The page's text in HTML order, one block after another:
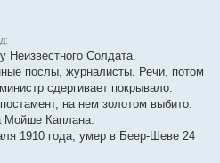
Солдата.
послы, журналисты. Речи, потом
сдергивает покрывало.
на нем золотом выбито:
Мойше Каплана.
1910 года, умер в Беер-Шеве 24